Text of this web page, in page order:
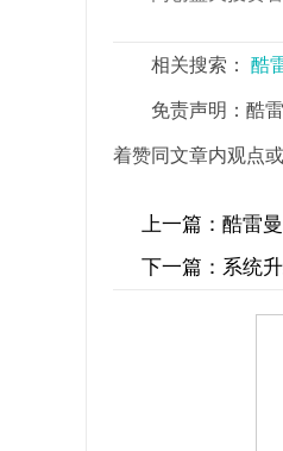
相关搜索： 酷
免责声明：酷
着赞同文章内观点
上一篇： 酷雷
下一篇： 系统